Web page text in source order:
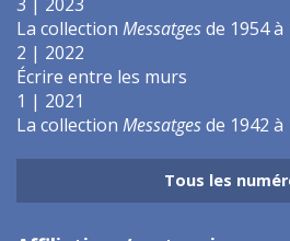
La collection Messatgesde 1954 à
2 | 2022
Écrire entre les murs
1 | 2021
La collection Messatgesde 1942 à
Tous les